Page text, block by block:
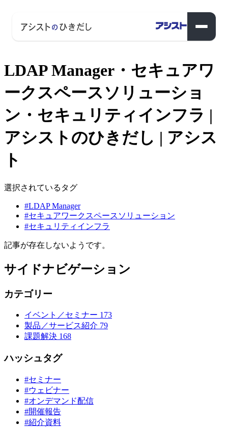
LDAP Manager・セキュアワ
ークスペースソリューショ
ン・セキュリティインフラ |
アシストのひきだし | アシス
ト
選択されているタグ
#LDAP Manager
#セキュアワークスペースソリューション
#セキュリティインフラ
記事が存在しないようです。
サイドナビゲーション
カテゴリー
イベント／セミナー 173
製品／サービス紹介 79
課題解決 168
ハッシュタグ
#セミナー
#ウェビナー
#オンデマンド配信
#開催報告
#紹介資料